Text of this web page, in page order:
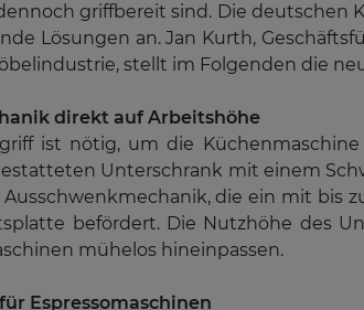
griffbereit sind. Die deutschen
Lösungen an. Jan Kurth,
stellt im Folgenden die
direkt auf Arbeitshöhe
ist nötig, um die
Unterschrank mit einem
die ein mit bis
befördert. Die Nutzhöhe des
mühelos hineinpassen.
Espressomaschinen